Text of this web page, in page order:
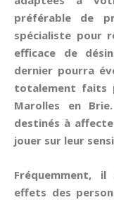
préférable de
spécialiste pour
efficace de
dernier pourra
totalement faits
Marolles en
destinés à
jouer sur leur
Fréquemment,
effets des